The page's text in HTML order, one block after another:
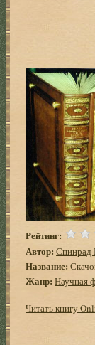
Рейтинг:
Автор: Спинрад
Название:
Жанр: Научная
Читать книгу